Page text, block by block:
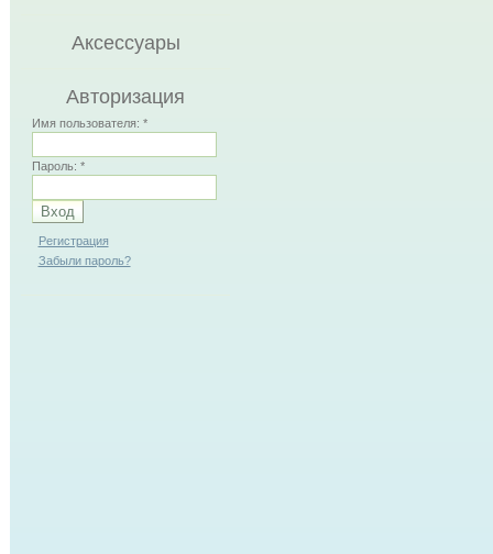
Аксессуары
Авторизация
Имя пользователя: *
Пароль: *
Регистрация
Забыли пароль?